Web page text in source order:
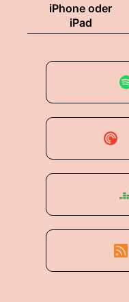
iPhone oder
iPad